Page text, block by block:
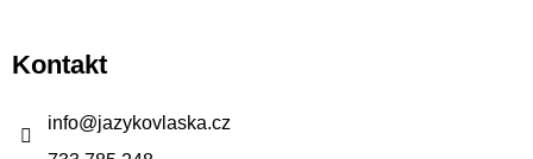
p
aKontakt
info@jazykovlaska.cz